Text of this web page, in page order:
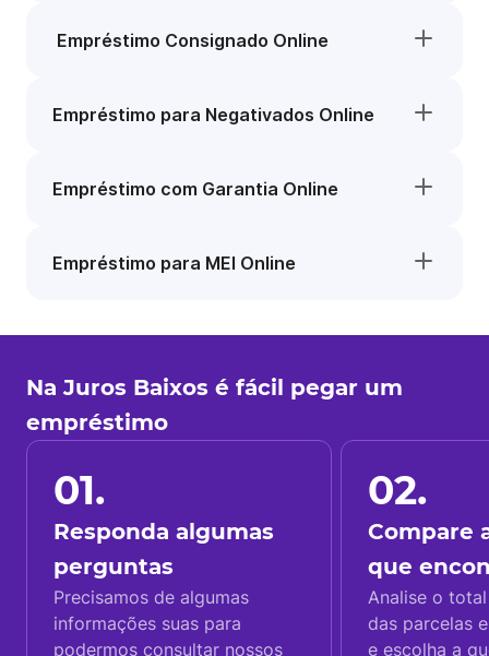
Empréstimo Consignado Online
Empréstimo para Negativados Online
Empréstimo com Garantia Online
Empréstimo para MEI Online
Na Juros Baixos é fácil pegar um
empréstimo
01.
Responda algumas
perguntas
Precisamos de algumas
informações suas para
podermos consultar nossos
02.
Compare
que
Analise o
das parcelas
e escolha a